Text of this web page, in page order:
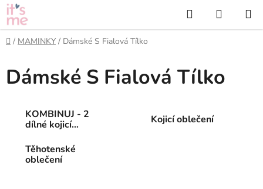
Přejít
na
obsah
Hledat
KOŠÍK
Domů
/ MAMINKY / Dámské S Fialová Tílko
Dámské S Fialová Tílko
KOMBINUJ - 2
dílné kojicí
Kojicí oblečení
Těhotenské
oblečení